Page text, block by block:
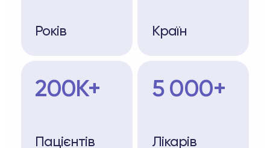
Років Країн
200K+
Пацієнтів
5 000+
Лікарів